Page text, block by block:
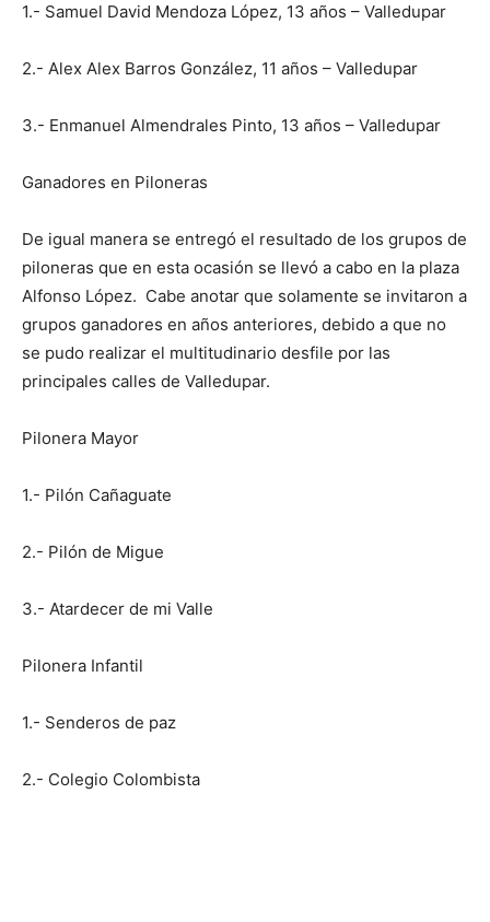
1.- Samuel David Mendoza López, 13 años – Valledupar
2.- Alex Alex Barros González, 11 años – Valledupar
3.- Enmanuel Almendrales Pinto, 13 años – Valledupar
Ganadores en Piloneras
De igual manera se entregó el resultado de los grupos de
piloneras que en esta ocasión se llevó a cabo en la plaza
Alfonso López. Cabe anotar que solamente se invitaron a
grupos ganadores en años anteriores, debido a que no
se pudo realizar el multitudinario desfile por las
principales calles de Valledupar.
Pilonera Mayor
1.- Pilón Cañaguate
2.- Pilón de Migue
3.- Atardecer de mi Valle
Pilonera Infantil
1.- Senderos de paz
2.- Colegio Colombista